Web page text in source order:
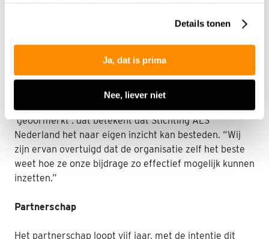
Details tonen
Ja, dat is prima
Nee, liever niet
Daarom is Stichting ALS Nederland van harte welkom
“Wij hebben vertrouwen in de stichting. De organisatie
wordt goed bestuurd, is financieel gezond en ze
behalen resultaten.” Voor de Postcode Loterij is het
essentieel dat een begunstigde op eigen benen kan
‘geoormerkt’: dat betekent dat Stichting ALS
Nederland het naar eigen inzicht kan besteden. “Wij
zijn ervan overtuigd dat de organisatie zelf het beste
weet hoe ze onze bijdrage zo effectief mogelijk kunnen
inzetten.”
Partnerschap
Het partnerschap loopt vijf jaar, met de intentie dit